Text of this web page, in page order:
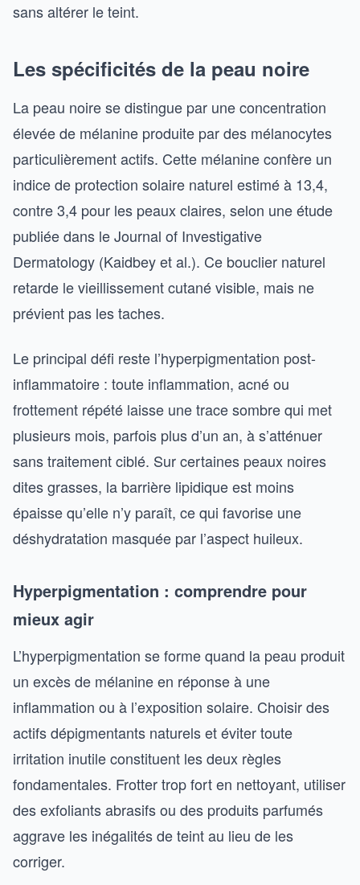
sans altérer le teint.
Les spécificités de la peau noire
La peau noire se distingue par une concentration
élevée de mélanine produite par des mélanocytes
particulièrement actifs. Cette mélanine confère un
indice de protection solaire naturel estimé à 13,4,
contre 3,4 pour les peaux claires, selon une étude
publiée dans le Journal of Investigative
Dermatology (Kaidbey et al.). Ce bouclier naturel
retarde le vieillissement cutané visible, mais ne
prévient pas les taches.
Le principal défi reste l’hyperpigmentation post-
inflammatoire : toute inflammation, acné ou
frottement répété laisse une trace sombre qui met
plusieurs mois, parfois plus d’un an, à s’atténuer
sans traitement ciblé. Sur certaines peaux noires
dites grasses, la barrière lipidique est moins
épaisse qu’elle n’y paraît, ce qui favorise une
déshydratation masquée par l’aspect huileux.
Hyperpigmentation : comprendre pour
mieux agir
L’hyperpigmentation se forme quand la peau produit
un excès de mélanine en réponse à une
inflammation ou à l’exposition solaire. Choisir des
actifs dépigmentants naturels et éviter toute
irritation inutile constituent les deux règles
fondamentales. Frotter trop fort en nettoyant, utiliser
des exfoliants abrasifs ou des produits parfumés
aggrave les inégalités de teint au lieu de les
corriger.